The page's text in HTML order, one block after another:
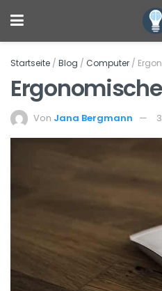
Startseite / Blog / Computer /
Von Jana Bergmann